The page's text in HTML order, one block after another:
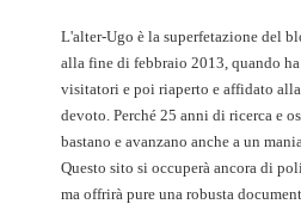
L'alter-Ugo è la superfetazione del
alla fine di febbraio 2013, quando
visitatori e poi riaperto e affidato
devoto. Perché 25 anni di ricerca e
bastano e avanzano anche a un
Questo sito si occuperà ancora di
ma offrirà pure una robusta